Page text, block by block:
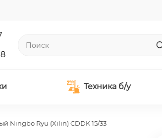
Техника б/у
Ningbo Ryu (Xilin) CDDK 15/33